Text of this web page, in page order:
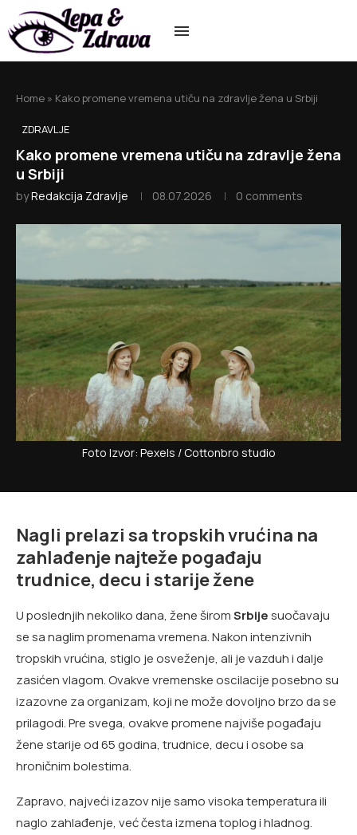
Home » Kako promene vremena utiču na zdravlje žena u Srbiji
ZDRAVLJE
Kako promene vremena utiču na zdravlje žena
u Srbiji
byRedakcija Zdravlje 08.07.2026 0 comments
Foto Izvor: Pexels / Cottonbro studio
Nagli prelazi sa tropskih vrućina na
zahlađenje najteže pogađaju
trudnice, decu i starije žene
U poslednjih nekoliko dana, žene širomSrbijesuočavaju
se sa naglim promenama vremena. Nakon intenzivnih
tropskih vrućina, stiglo je osveženje, ali je vazduh i dalje
zasićen vlagom. Ovakve vremenske oscilacije posebno su
izazovne za organizam, koji ne može dovoljno brzo da se
prilagodi. Pre svega, ovakve promene najviše pogađaju
žene starije od 65 godina, trudnice, decu i osobe sa
hroničnim bolestima.
Zapravo, najveći izazov nije samo visoka temperatura ili
naglo zahlađenje, već česta izmena toplog i hladnog.